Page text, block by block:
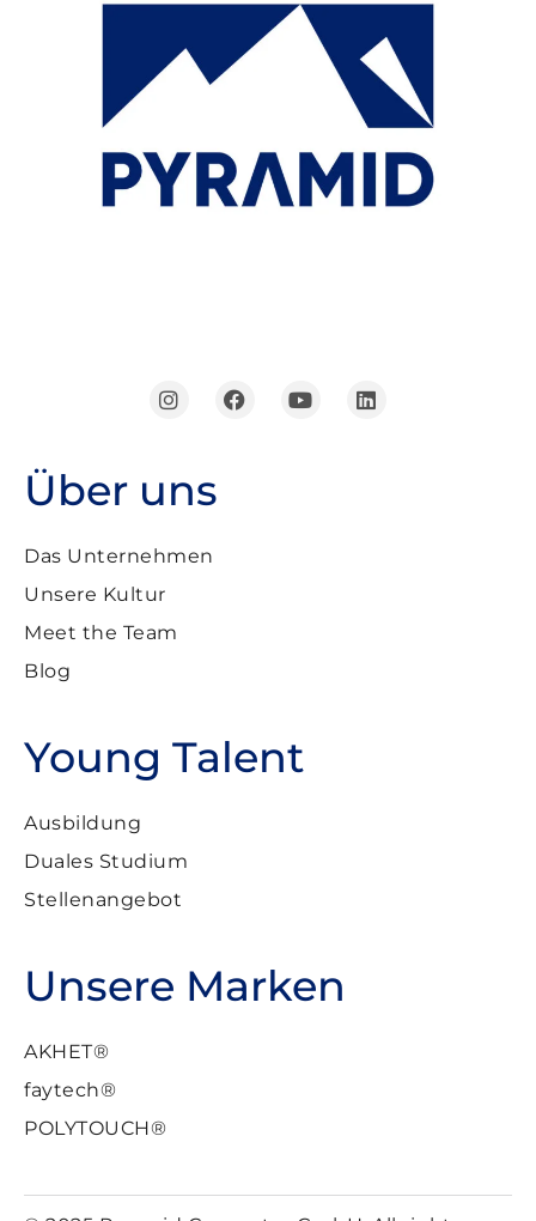
Über uns
Das Unternehmen
Unsere Kultur
Meet the Team
Blog
Young Talent
Ausbildung
Duales Studium
Stellenangebot
Unsere Marken
AKHET®
faytech®
POLYTOUCH®